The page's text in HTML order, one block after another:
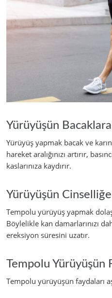
Yürüyüşün Bacaklara
Yürüyüş yapmak bacak ve
hareket aralığınızı artırır,
kaslarınıza kaydırır.
Yürüyüşün Cinselliğe
Tempolu yürüyüş yapmak
Böylelikle kan damarlarınızı
ereksiyon süresini uzatır.
Tempolu Yürüyüşün
Tempolu yürüyüşün faydaları